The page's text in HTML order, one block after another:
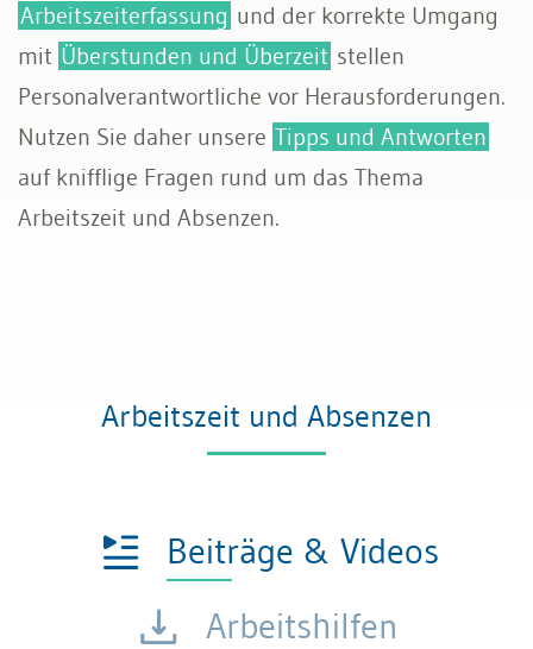
Kündigung & Arbeitszeugnis
Sozialversicherungen
Arbeitszeiterfassung und der korrekte Umgang
mit Überstunden und Überzeit stellen
Personalverantwortliche vor Herausforderungen.
Nutzen Sie daher unsere Tipps und Antworten
auf knifflige Fragen rund um das Thema
Arbeitszeit und Absenzen.
Arbeitszeit und Absenzen
Beiträge & Videos
Arbeitshilfen